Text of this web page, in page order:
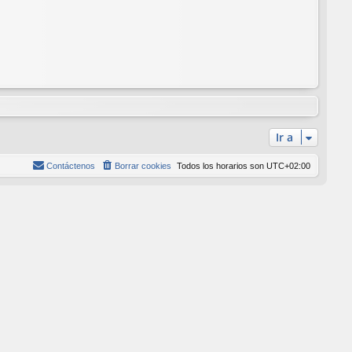
Ir a
Todos los horarios son UTC+02:00
Borrar cookies
Contáctenos